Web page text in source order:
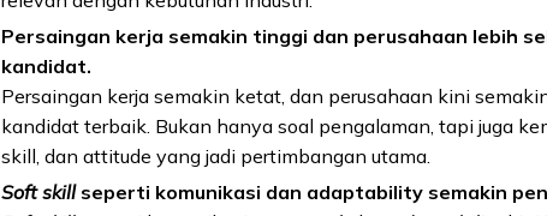
Persaingan kerja semakin tinggi dan perusahaan lebih
kandidat.
Persaingan kerja semakin ketat, dan perusahaan kini
kandidat terbaik. Bukan hanya soal pengalaman, tapi juga
skill, dan attitude yang jadi pertimbangan utama.
Soft skillseperti komunikasi dan adaptability semakin